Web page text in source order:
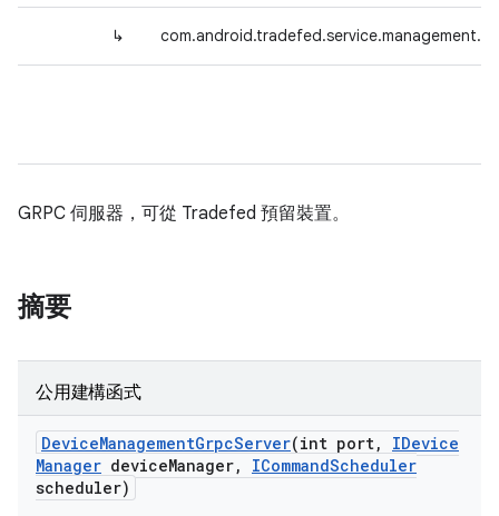
↳
GRPC 伺服器，可從 Tradefed 預留裝置。
摘要
公用建構函式
DeviceManagementGrpcServer(int port,
IDevice
Manager deviceManager, ICommandScheduler
scheduler)